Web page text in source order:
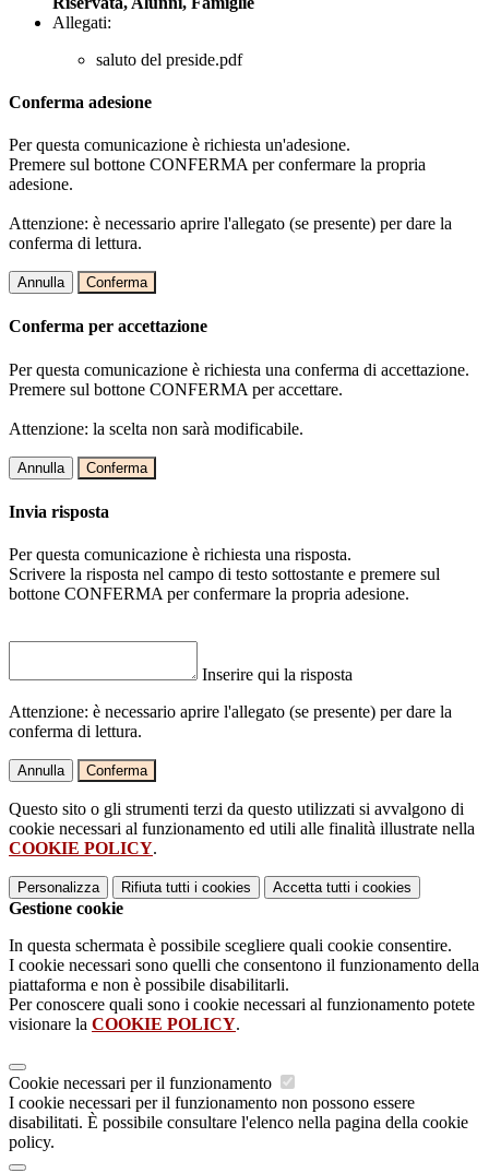
Allegati:
saluto del preside.pdf
Conferma adesione
Per questa comunicazione è richiesta un'adesione.
Premere sul bottone CONFERMA per confermare la propria
adesione.
Attenzione: è necessario aprire l'allegato (se presente) per dare la
conferma di lettura.
Annulla Conferma
Conferma per accettazione
Per questa comunicazione è richiesta una conferma di accettazione.
Premere sul bottone CONFERMA per accettare.
Attenzione: la scelta non sarà modificabile.
Annulla Conferma
Invia risposta
Per questa comunicazione è richiesta una risposta.
Scrivere la risposta nel campo di testo sottostante e premere sul
bottone CONFERMA per confermare la propria adesione.
Inserire qui la risposta
Attenzione: è necessario aprire l'allegato (se presente) per dare la
conferma di lettura.
Annulla Conferma
Questo sito o gli strumenti terzi da questo utilizzati si avvalgono di
cookie necessari al funzionamento ed utili alle finalità illustrate nella
COOKIE POLICY.
Personalizza Rifiuta tutti i cookies Accetta tutti i cookies
Gestione cookie
In questa schermata è possibile scegliere quali cookie consentire.
I cookie necessari sono quelli che consentono il funzionamento della
piattaforma e non è possibile disabilitarli.
Per conoscere quali sono i cookie necessari al funzionamento potete
visionare la COOKIE POLICY.
Cookie necessari per il funzionamento
I cookie necessari per il funzionamento non possono essere
disabilitati. È possibile consultare l'elenco nella pagina della cookie
policy.